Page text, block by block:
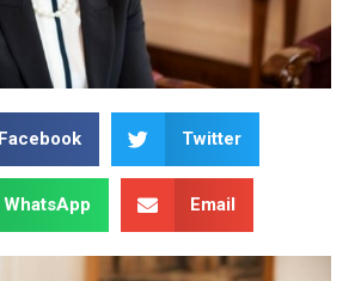
Facebook Twitter
WhatsApp Email